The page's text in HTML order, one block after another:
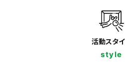
活動スタ
style